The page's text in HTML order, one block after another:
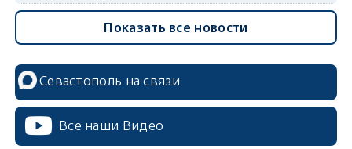
Показать все новости
Севастополь на связи
Все наши Видео